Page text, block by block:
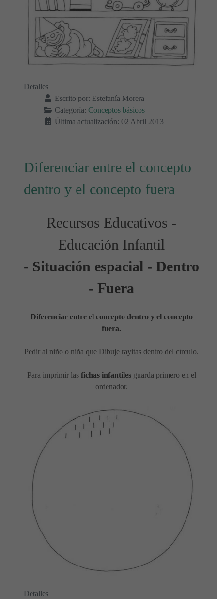
Detalles
Escrito por: Estefanía Morera
Categoría: Conceptos básicos
Última actualización: 02 Abril 2013
Diferenciar entre el concepto
dentro y el concepto fuera
Recursos Educativos -
Educación Infantil
- Situación espacial - Dentro
- Fuera
Diferenciar entre el concepto dentro y el concepto
fuera.
Pedir al niño o niña que Dibuje rayitas dentro del círculo.
Para imprimir las fichas infantilesguarda primero en el
ordenador.
Detalles